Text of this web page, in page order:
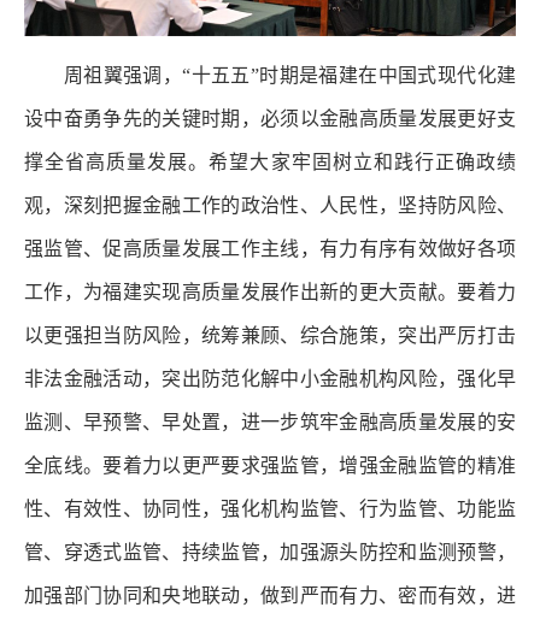
周祖翼强调，“十五五”时期是福建在中国式现代化建
设中奋勇争先的关键时期，必须以金融高质量发展更好支
撑全省高质量发展。希望大家牢固树立和践行正确政绩
观，深刻把握金融工作的政治性、人民性，坚持防风险、
强监管、促高质量发展工作主线，有力有序有效做好各项
工作，为福建实现高质量发展作出新的更大贡献。要着力
以更强担当防风险，统筹兼顾、综合施策，突出严厉打击
非法金融活动，突出防范化解中小金融机构风险，强化早
监测、早预警、早处置，进一步筑牢金融高质量发展的安
全底线。要着力以更严要求强监管，增强金融监管的精准
性、有效性、协同性，强化机构监管、行为监管、功能监
管、穿透式监管、持续监管，加强源头防控和监测预警，
加强部门协同和央地联动，做到严而有力、密而有效，进